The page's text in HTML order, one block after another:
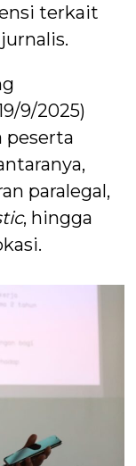
terkait
9/2025)
peserta
paralegal,
, hingga